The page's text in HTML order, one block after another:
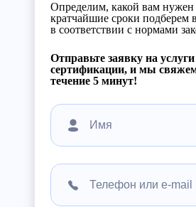
Определим, какой вам нужен
кратчайшие сроки подберем
в соответствии с нормами
Отправьте заявку на
сертификации, и мы
течение 5 минут!